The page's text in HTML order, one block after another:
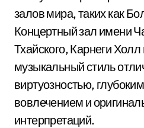
залов мира, таких как
Концертный зал имени
Тхайского, Карнеги Холл
музыкальный стиль
виртуозностью,
вовлечением и
интерпретаций.